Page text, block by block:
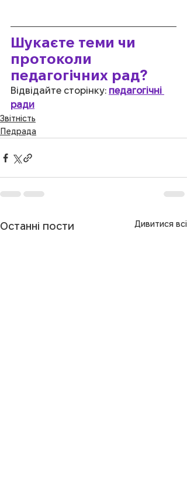
Шукаєте теми чи
протоколи
педагогічних рад?
Відвідайте сторінку: педагогічні
ради
Звітність
Педрада
Останні пости Дивитися всі